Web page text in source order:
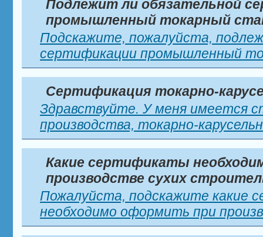
Подлежит ли обязательной
промышленный токарный
Подскажите, пожалуйста,
сертификации промышленный
Сертификация токарно-
Здравствуйте. У меня имеется
производства, токарно-
Какие сертификаты
производстве сухих
Пожалуйста, подскажите какие
необходимо оформить при